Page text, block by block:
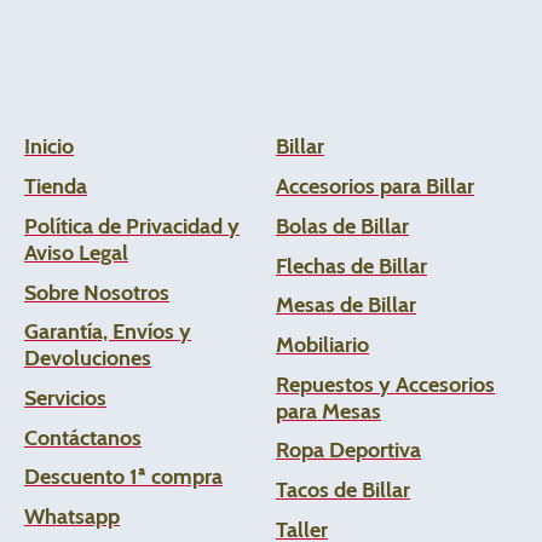
Inicio
Tienda
Política de Privacidad y
Aviso Legal
Sobre Nosotros
Garantía, Envíos y
Devoluciones
Servicios
Contáctanos
Descuento 1ª compra
Whatsapp
Billar
Accesorios para Billar
Bolas de Billar
Flechas de Billar
Mesas de Billar
Mobiliario
Repuestos y Accesorios
para Mesas
Ropa Deportiva
Tacos de Billar
Taller